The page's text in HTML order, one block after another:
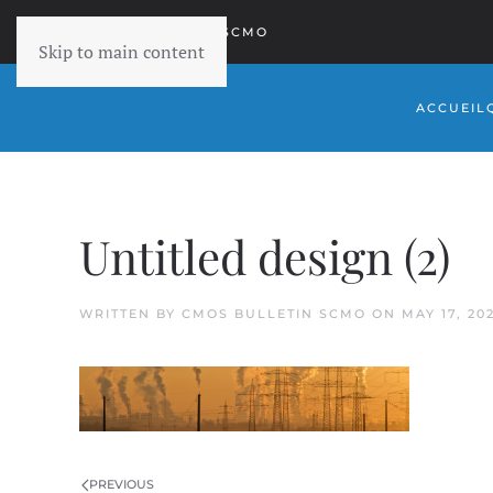
Skip to main content
RETOURNER À SCMO
ACCUEIL
Untitled design (2)
WRITTEN BY CMOS BULLETIN SCMO ON MAY 17,
PREVIOUS